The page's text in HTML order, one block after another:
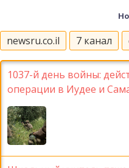
newsru.co.il 7 канал
1037-й день войны:
операции в Иудее и